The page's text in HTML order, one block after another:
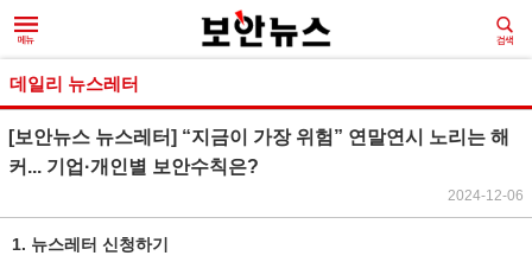
데일리 뉴스레터
[보안뉴스 뉴스레터] “지금이 가장 위험” 연말연시 노리는 해
커... 기업·개인별 보안수칙은?
2024-12-06
1. 뉴스레터 신청하기